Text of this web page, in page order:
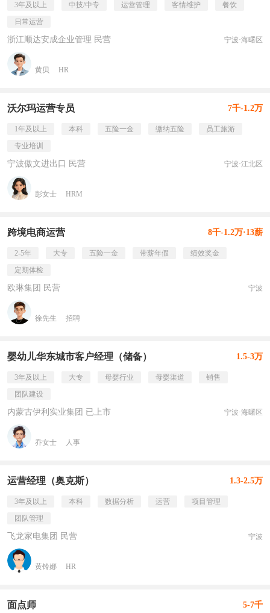
3年及以上 中技/中专 运营管理 客情维护
餐饮
日常运营
浙江顺达安成企业管理 民营 宁波·海曙区
黄贝 HR
沃尔玛运营专员 7千-1.2万
1年及以上 本科 五险一金 缴纳五险
员工旅游
专业培训
宁波傲文进出口 民营 宁波·江北区
彭女士 HRM
跨境电商运营 8千-1.2万·13薪
2-5年 大专 五险一金 带薪年假
绩效奖金
定期体检
欧琳集团 民营 宁波
徐先生 招聘
婴幼儿华东城市客户经理（储备） 1.5-3万
3年及以上 大专 母婴行业 母婴渠道
销售
团队建设
内蒙古伊利实业集团 已上市 宁波·海曙区
乔女士 人事
运营经理（奥克斯） 1.3-2.5万
3年及以上 本科 数据分析 运营
项目管理
团队管理
飞龙家电集团 民营 宁波
黄铃娜 HR
面点师 5-7千